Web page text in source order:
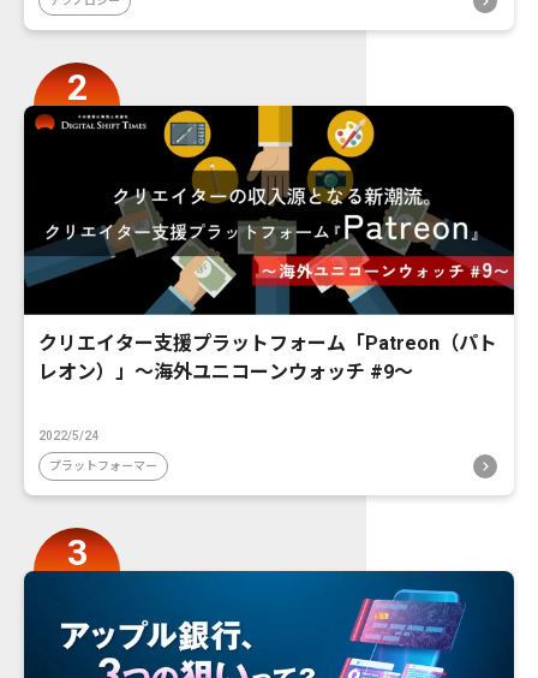
クリエイター支援プラットフォーム「Patreon（パト
レオン）」〜海外ユニコーンウォッチ #9〜
2022/5/24
プラットフォーマー